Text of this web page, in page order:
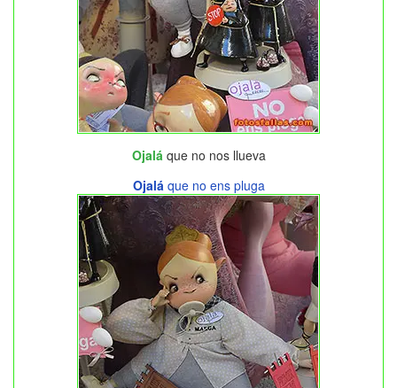
Ojalá que no nos llueva
Ojalá que no ens pluga